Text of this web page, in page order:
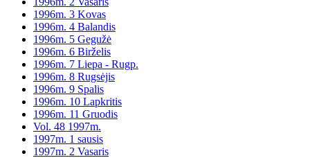
1996m. 3 Kovas
1996m. 4 Balandis
1996m. 5 Gegužė
1996m. 6 Birželis
1996m. 7 Liepa - Rugp.
1996m. 8 Rugsėjis
1996m. 9 Spalis
1996m. 10 Lapkritis
1996m. 11 Gruodis
Vol. 48 1997m.
1997m. 1 sausis
1997m. 2 Vasaris